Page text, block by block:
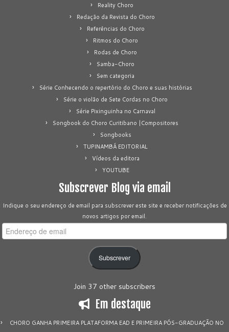
Reality Choro
Redação da Revista do Choro
Referências do Choro
Ritmos do Choro
Rodas de Choro
Samba-Choro
Sem categoria
Série Conhecendo o repertório do Choro e suas histórias
Série o violão de Sete Cordas no Choro
Série Pixinguinha no Carnaval
Songbook do Choro Curitibano |Compositores
Songbooks
TUPINAMBÁ EDITORIAL
Vídeos da editora
YOUTUBE
Subscrever Blog via email
Indique o seu endereço de email para subscrever este site e receber notificações de
novos artigos por email.
Endereço
de
Subscrever
Join 37 other subscribers
Em destaque
CHORO GANHA PRIMEIRA PLATAFORMA EAD E PRIMEIRA PÓS-GRADUAÇÃO NO